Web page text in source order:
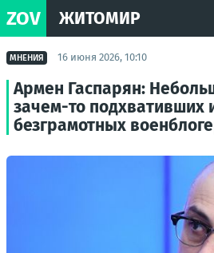
ZOV ЖИТОМИР
МНЕНИЯ 16 июня 2026, 10:10
Армен Гаспарян:
зачем-то подхвативших
безграмотных